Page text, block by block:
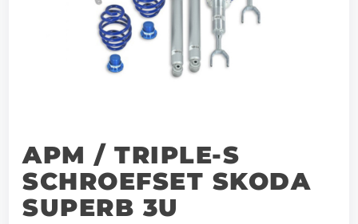
APM / TRIPLE-S
SCHROEFSET SKODA
SUPERB 3U